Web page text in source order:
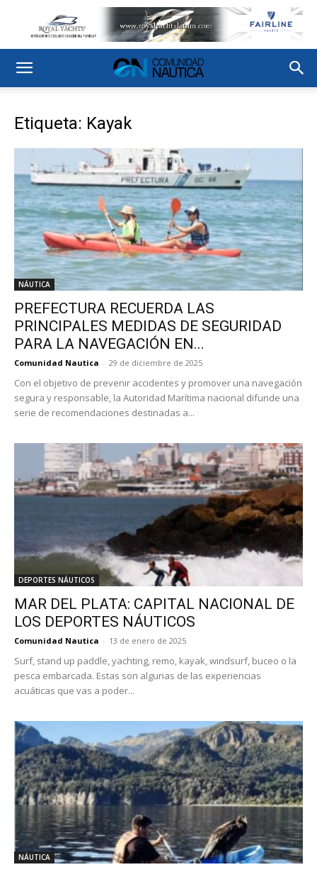
Etiqueta: Kayak
NÁUTICA
PREFECTURA RECUERDA LAS
PRINCIPALES MEDIDAS DE SEGURIDAD
PARA LA NAVEGACIÓN EN...
Comunidad Nautica - 29 de diciembre de 2025
Con el objetivo de prevenir accidentes y promover una navegación
segura y responsable, la Autoridad Marítima nacional difunde una
serie de recomendaciones destinadas a...
DEPORTES NÁUTICOS
MAR DEL PLATA: CAPITAL NACIONAL DE
LOS DEPORTES NÁUTICOS
Comunidad Nautica - 13 de enero de 2025
Surf, stand up paddle, yachting, remo, kayak, windsurf, buceo o la
pesca embarcada. Estas son algunas de las experiencias
acuáticas que vas a poder...
NÁUTICA